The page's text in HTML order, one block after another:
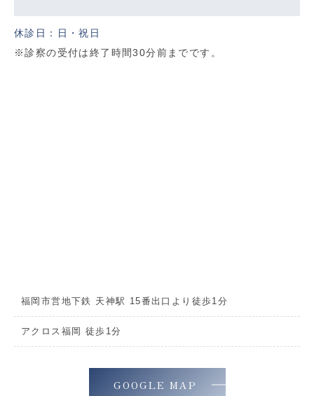
休診日：日・祝日
※診察の受付は終了時間30分前までです。
福岡市営地下鉄 天神駅 15番出口より徒歩1分
アクロス福岡 徒歩1分
GOOGLE MAP